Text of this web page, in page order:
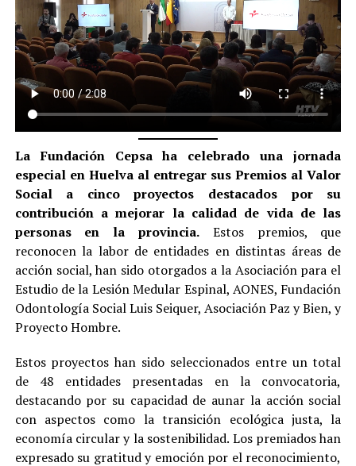
La Fundación Cepsa ha celebrado una jornada
especial en Huelva al entregar sus Premios al Valor
Social a cinco proyectos destacados por su
contribución a mejorar la calidad de vida de las
personas en la provincia.Estos premios, que
reconocen la labor de entidades en distintas áreas de
acción social, han sido otorgados a la Asociación para el
Estudio de la Lesión Medular Espinal, AONES, Fundación
Odontología Social Luis Seiquer, Asociación Paz y Bien, y
Proyecto Hombre.
Estos proyectos han sido seleccionados entre un total
de 48 entidades presentadas en la convocatoria,
destacando por su capacidad de aunar la acción social
con aspectos como la transición ecológica justa, la
economía circular y la sostenibilidad. Los premiados han
expresado su gratitud y emoción por el reconocimiento,